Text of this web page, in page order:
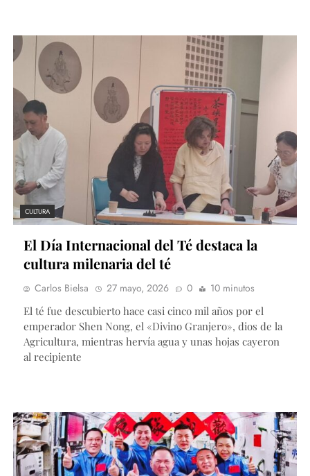
CULTURA
El Día Internacional del Té destaca la
cultura milenaria del té
Carlos Bielsa 27 mayo, 2026 0
10 minutos
El té fue descubierto hace casi cinco mil años por el
emperador Shen Nong, el «Divino Granjero», dios de la
Agricultura, mientras hervía agua y unas hojas cayeron
al recipiente